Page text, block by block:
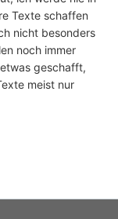
Texte schaffen
nicht besonders
noch immer
geschafft,
meist nur